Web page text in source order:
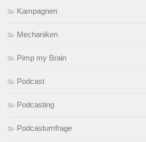
Kampagnen
Mechaniken
Pimp my Brain
Podcast
Podcasting
Podcastumfrage